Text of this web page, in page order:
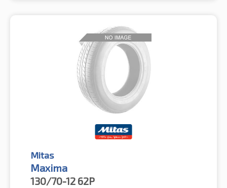
Mitas
Maxima
130/70-12 62P